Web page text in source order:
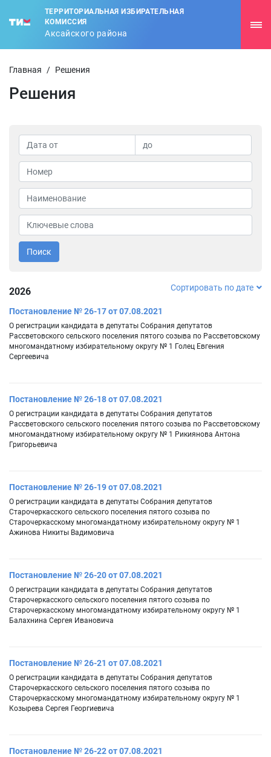
ТЕРРИТОРИАЛЬНАЯ ИЗБИРАТЕЛЬНАЯ
КОМИССИЯ
Аксайского района
Главная / Решения
Решения
Поиск
2026 Сортировать по дате
Постановление № 26-17 от 07.08.2021
О регистрации кандидата в депутаты Собрания депутатов
Рассветовского сельского поселения пятого созыва по Рассветовскому
многомандатному избирательному округу № 1 Голец Евгения
Сергеевича
Постановление № 26-18 от 07.08.2021
О регистрации кандидата в депутаты Собрания депутатов
Рассветовского сельского поселения пятого созыва по Рассветовскому
многомандатному избирательному округу № 1 Рикиянова Антона
Григорьевича
Постановление № 26-19 от 07.08.2021
О регистрации кандидата в депутаты Собрания депутатов
Старочеркасского сельского поселения пятого созыва по
Старочеркасскому многомандатному избирательному округу № 1
Ажинова Никиты Вадимовича
Постановление № 26-20 от 07.08.2021
О регистрации кандидата в депутаты Собрания депутатов
Старочеркасского сельского поселения пятого созыва по
Старочеркасскому многомандатному избирательному округу № 1
Балахнина Сергея Ивановича
Постановление № 26-21 от 07.08.2021
О регистрации кандидата в депутаты Собрания депутатов
Старочеркасского сельского поселения пятого созыва по
Старочеркасскому многомандатному избирательному округу № 1
Козырева Сергея Георгиевича
Постановление № 26-22 от 07.08.2021